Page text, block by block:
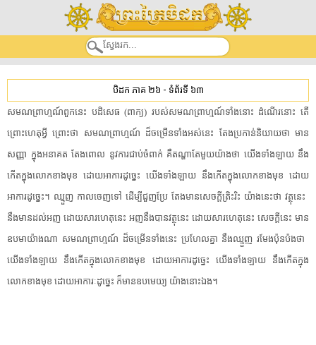
បិដក ភាគ ២៦ - ទំព័រទី ៦៣
សមណព្រាហ្មណ៍​ពួក​នេះ​ ​បដិសេធ​ ​(​ពាក្យ​)​ ​របស់​សមណព្រាហ្មណ៍​ទាំងនោះ​ ​ដំណើរ​នោះ​ ​តើ​
ព្រោះ​ហេតុអ្វី​ ​ព្រោះថា​ ​សមណព្រាហ្មណ៍​ ​ដ៏​ចម្រើន​ទាំងអស់​នេះ​ ​តែង​ប្រកាន់​និយាយ​ថា​ ​មាន​
សញ្ញា​ ​ក្នុង​អនាគត​ ​តែង​ពោល​ ​នូវ​ការ​ជាប់​ចំពាក់​ ​គឺ​តណ្ហា​តែមួយ​យ៉ាង​ថា​ ​យើង​ទាំងឡាយ​ ​នឹង​
កើត​ក្នុង​លោកខាងមុខ​ ​ដោយ​អាការ​ដូច្នេះ​ ​យើង​ទាំងឡាយ​ ​នឹង​កើត​ក្នុង​លោកខាងមុខ​ ​ដោយ​
អាការ​ដូច្នេះ​។​ ​ឈ្មួញ​ ​កាល​ចេញទៅ​ ​ដើម្បី​ជួញប្រែ​ ​តែង​មាន​សេចក្តី​ត្រិះរិះ​ ​យ៉ាងនេះ​ថា​ ​វត្ថុ​នេះ​ ​
នឹង​មានដល់​អញ​ ​ដោយសារ​ហេតុនេះ​ ​អញ​នឹង​បាន​វត្ថុ​នេះ​ ​ដោយសារ​ហេតុនេះ​ ​សេចក្តី​នេះ​ ​មាន​
ឧបមា​យ៉ាងណា​ ​សមណព្រាហ្មណ៍​ ​ដ៏​ចម្រើន​ទាំងនេះ​ ​ប្រហែលគ្នា​ ​នឹង​ឈ្មួញ​ ​រមែង​ប៉ុនប៉ង​ថា​ ​
យើង​ទាំងឡាយ​ ​នឹង​កើត​ក្នុង​លោកខាងមុខ​ ​ដោយ​អាការ​ដូច្នេះ​ ​យើង​ទាំងឡាយ​ ​នឹង​កើត​ក្នុង​
លោកខាងមុខ​ ​ដោយ​អាការៈ​ដូច្នេះ​ ​ក៏​មាន​ឧបមេយ្យ​ ​យ៉ាងនោះ​ឯង​។​ ​